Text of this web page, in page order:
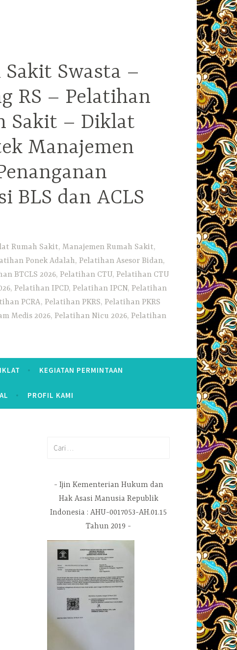
Swasta –
RS – Pelatihan
Sakit – Diklat
Manajemen
BLS dan ACLS
Rumah Sakit, Manajemen Rumah Sakit,
Ponek Adalah, Pelatihan Asesor Bidan,
BTCLS 2026, Pelatihan CTU, Pelatihan CTU
Pelatihan IPCD, Pelatihan IPCN, Pelatihan
PCRA, Pelatihan PKRS, Pelatihan PKRS
Medis 2026, Pelatihan Nicu 2026, Pelatihan
KEGIATAN PERMINTAAN
PROFIL KAMI
Ijin Kementerian Hukum dan
Hak Asasi Manusia Republik
Indonesia : AHU-0017053-AH.01.15
Tahun 2019